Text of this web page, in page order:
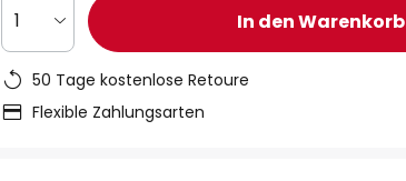
1 In den Warenkorb
50 Tage kostenlose Retoure
Flexible Zahlungsarten